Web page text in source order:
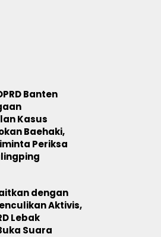
Banten
Kasus
Baehaki,
Periksa
dengan
Aktivis,
Lebak
Suara